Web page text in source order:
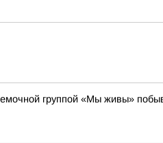
группой «Мы живы»